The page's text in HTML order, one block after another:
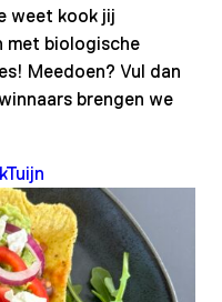
weet kook jij
met biologische
Meedoen? Vul dan
brengen we